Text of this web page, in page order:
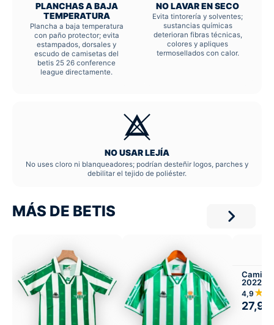
PLANCHAS A BAJA
TEMPERATURA
Plancha a baja temperatura
con paño protector; evita
estampados, dorsales y
escudo de camisetas del
betis 25 26 conference
league directamente.
NO LAVAR EN SECO
Evita tintorería y solventes;
sustancias químicas
deterioran fibras técnicas,
colores y apliques
termosellados con calor.
NO USAR LEJÍA
No uses cloro ni blanqueadores; podrían desteñir logos, parches y
debilitar el tejido de poliéster.
MÁS DE BETIS
2022-
4,9
27,99